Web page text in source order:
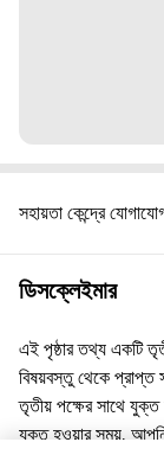
সহায়তা কেন্দ্রে
ডিসক্লেইমার
এই পৃষ্ঠার তথ্য একটি
বিষয়বস্তু থেকে প্রাপ্ত
তৃতীয় পক্ষের সাথে
যুক্ত হওয়ার সময়,